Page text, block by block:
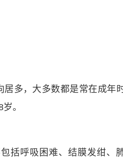
多，大多数都是常在成年
。
括呼吸困难、结膜发绀、